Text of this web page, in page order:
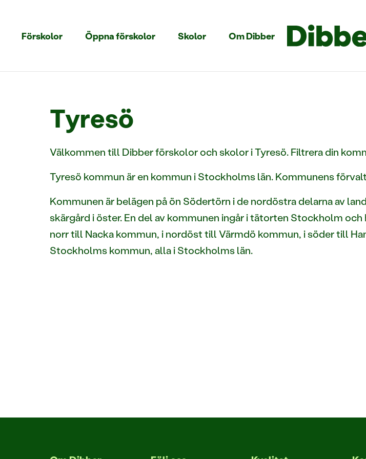
Förskolor Öppna förskolor Skolor Om Dibber
Tyresö
Välkommen till Dibber förskolor och skolor i Tyresö. Filtrera din
Tyresö kommun är en kommun i Stockholms län. Kommunens
Kommunen är belägen på ön Södertörn i de nordöstra delarna av
skärgård i öster. En del av kommunen ingår i tätorten Stockholm
norr till Nacka kommun, i nordöst till Värmdö kommun, i söder till
Stockholms kommun, alla i Stockholms län.